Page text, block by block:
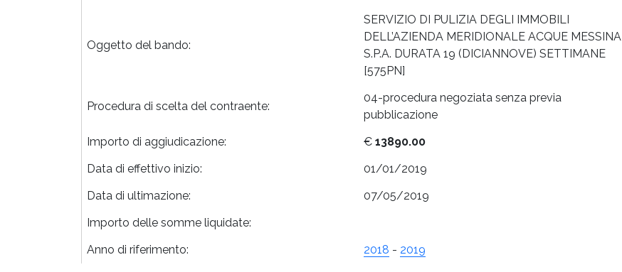
Oggetto del bando:
SERVIZIO DI PULIZIA DEGLI IMMOBILI
DELL’AZIENDA MERIDIONALE ACQUE MESSINA
S.P.A. DURATA 19 (DICIANNOVE) SETTIMANE
[575PN]
Procedura di scelta del contraente:
04-procedura negoziata senza previa
pubblicazione
Importo di aggiudicazione:
€ 13890.00
Data di effettivo inizio:
01/01/2019
Data di ultimazione:
07/05/2019
Importo delle somme liquidate:
Anno di riferimento:
2018 - 2019